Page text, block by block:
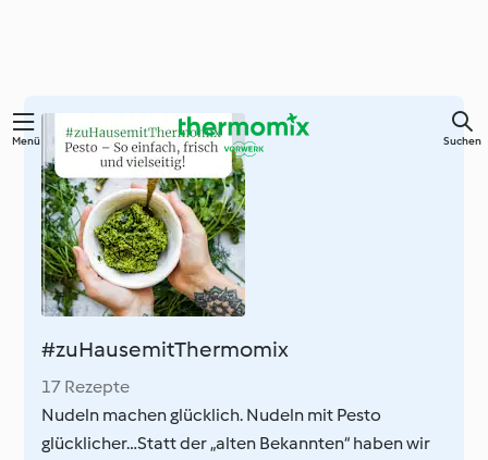
Zum
Hauptinhalt
springen
Menü Suchen
#zuHausemitThermomix
17 Rezepte
Nudeln machen glücklich. Nudeln mit Pesto
glücklicher…Statt der „alten Bekannten“ haben wir